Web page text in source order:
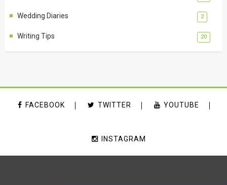
Wedding Diaries 2
Writing Tips 20
FACEBOOK TWITTER YOUTUBE
INSTAGRAM